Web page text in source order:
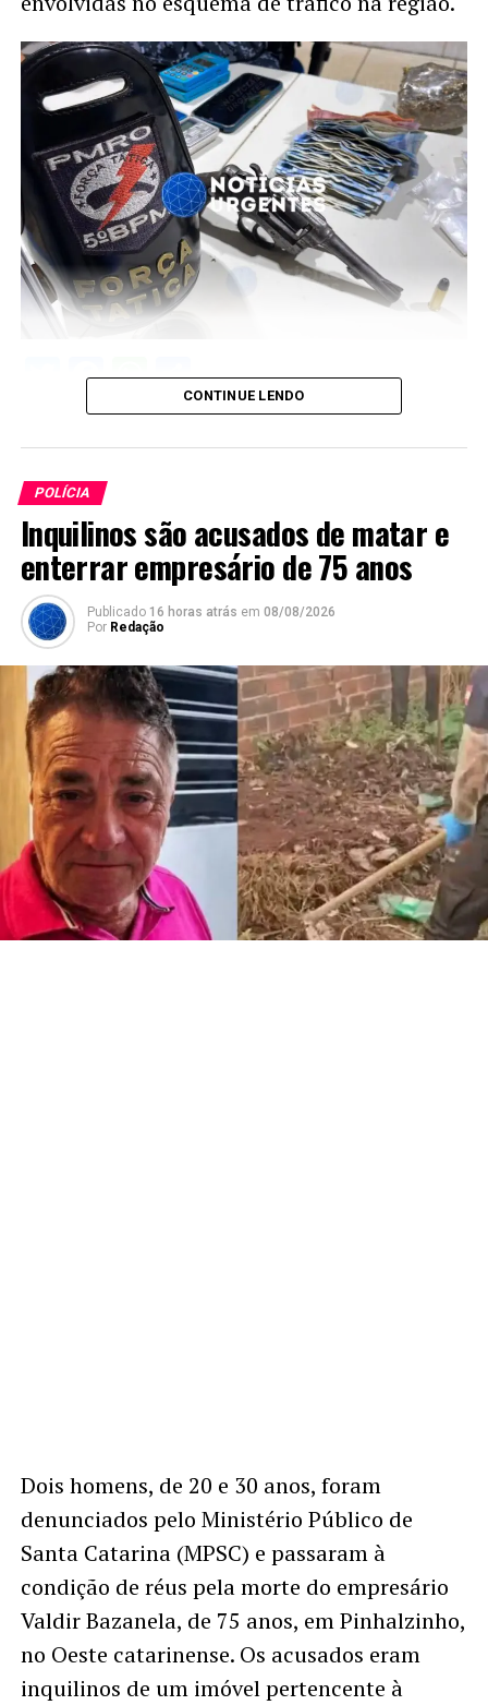
Twitter
Facebook
WhatsApp
Share
CONTINUE LENDO
POLÍCIA
Inquilinos são acusados de matar e
enterrar empresário de 75 anos
Publicado 16 horas atrás em 08/08/2026
Por Redação
Dois homens, de 20 e 30 anos, foram
denunciados pelo Ministério Público de
Santa Catarina (MPSC) e passaram à
condição de réus pela morte do empresário
Valdir Bazanela, de 75 anos, em Pinhalzinho,
no Oeste catarinense. Os acusados eram
inquilinos de um imóvel pertencente à